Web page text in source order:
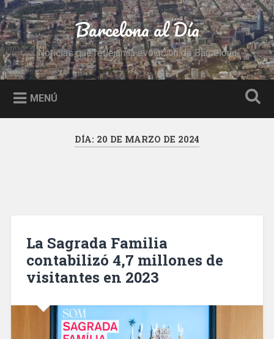
Saltar
al
contenido
Buscar Barcelona al Día
Noticias que reflejan la evolución de Barcelona
MENÚ
DÍA: 20 DE MARZO DE 2024
La Sagrada Familia
contabilizó 4,7 millones de
visitantes en 2023